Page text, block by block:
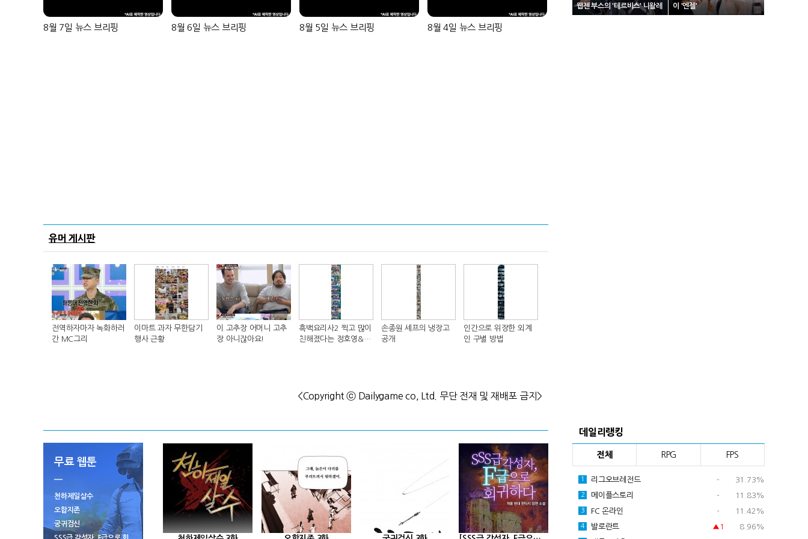
8월 7일 뉴스 브리핑 8월 6일 뉴스 브리핑 8월 5일 뉴스 브리핑 8월 4일 뉴스 브리핑
유머 게시판
전역하자마자 녹화하러
간 MC그리
이마트 과자 무한담기
행사 근황
이 고추장 어머니 고추
장 아니잖아요!
흑백요리사2 찍고 많이
친해졌다는 정호영&샘
손종원 셰프의 냉장고
공개
인간으로 위장한 외계
인 구별 방법
<Copyright ⓒ Dailygame co, Ltd. 무단 전재 및 재배포 금지>
무료 웹툰
천하제일살수
오합지존
궁귀검신
웹젠 부스의 '테르비스' 니왈레 이 '엔젤'
데일리랭킹
전체 RPG FPS
1 리그오브레전드 - 31.73%
2 메이플스토리 - 11.83%
3 FC 온라인 - 11.42%
4 발로란트 ▲1 8.96%